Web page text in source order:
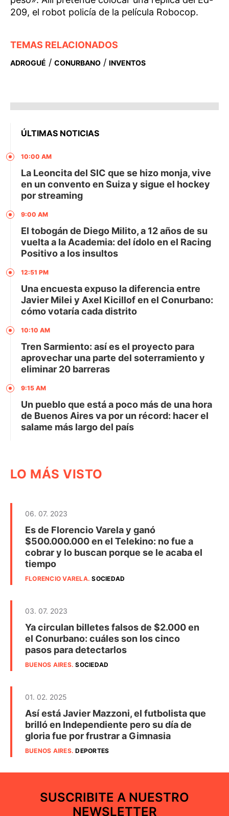
209, el robot policía de la película Robocop.
TEMAS RELACIONADOS
ADROGUÉ / CONURBANO / INVENTOS
ÚLTIMAS NOTICIAS
10:00 AM
La Leoncita del SIC que se hizo monja, vive
en un convento en Suiza y sigue el hockey
por streaming
9:00 AM
El tobogán de Diego Milito, a 12 años de su
vuelta a la Academia: del ídolo en el Racing
Positivo a los insultos
12:51 PM
Una encuesta expuso la diferencia entre
Javier Milei y Axel Kicillof en el Conurbano:
cómo votaría cada distrito
10:10 AM
Tren Sarmiento: así es el proyecto para
aprovechar una parte del soterramiento y
eliminar 20 barreras
9:15 AM
Un pueblo que está a poco más de una hora
de Buenos Aires va por un récord: hacer el
salame más largo del país
LO MÁS VISTO
06. 07. 2023
Es de Florencio Varela y ganó
$500.000.000 en el Telekino: no fue a
cobrar y lo buscan porque se le acaba el
tiempo
FLORENCIO VARELA.SOCIEDAD
03. 07. 2023
Ya circulan billetes falsos de $2.000 en
el Conurbano: cuáles son los cinco
pasos para detectarlos
BUENOS AIRES.SOCIEDAD
01. 02. 2025
Así está Javier Mazzoni, el futbolista que
brilló en Independiente pero su día de
gloria fue por frustrar a Gimnasia
BUENOS AIRES.DEPORTES
SUSCRIBITE A NUESTRO
NEWSLETTER